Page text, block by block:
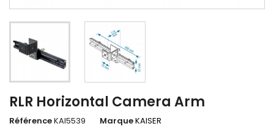
RLR Horizontal Camera Arm
RéférenceKAI5539 MarqueKAISER